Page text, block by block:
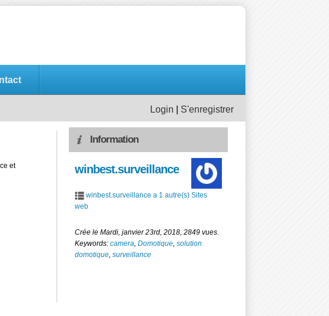
Login S'enregistrer
et
Information
winbest.surveillance
winbest.surveillance a 1 autre(s) Sites
web
Crée le Mardi, janvier 23rd, 2018, 2849 vues.
Keywords: camera, Domotique, solution
domotique, surveillance